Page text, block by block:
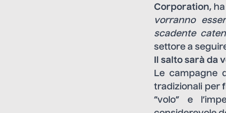
Corporation,
vorranno
scadente
settore a
Il salto sarà da
Le campagne
tradizionali per
“volo” e